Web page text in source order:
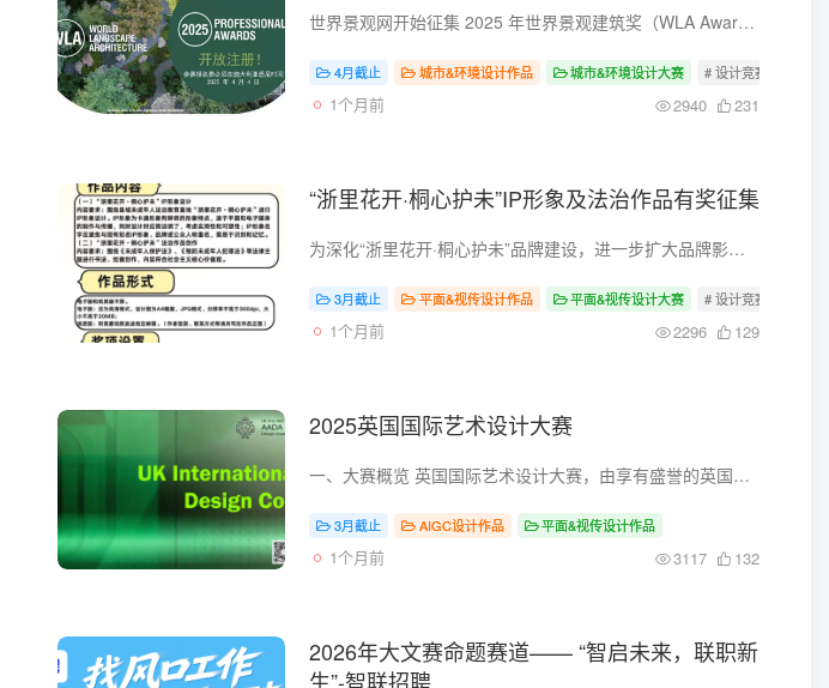
# 设计大赛 # 平面视传
世界景观网开始征集 2025 年世界景观建筑奖（WLA Awards）的设计作品，报名截止日期为2025年 4 月 4 日。今年，世界景观建筑奖的建成和概念类别将有所变化，同时我们也加入了文化景观基金会的文...
4月截止 城市&环境设计作品 城市&环境设计大赛 # 设计竞赛
1个月前 2940 231
# 设计大赛
“浙里花开·桐心护未”IP形象及法治作品有奖征集
为深化“浙里花开·桐心护未”品牌建设，进一步扩大品牌影响力，提升桐庐县检察院未成年人检察工作质效，现面向社会各界有奖征集桐庐县检察院 “浙里花开·桐心护未”IP形象及相关法治作品。 关...
3月截止 平面&视传设计作品 平面&视传设计大赛 # 设计竞赛
1个月前 2296 129
# 产品设计
2025英国国际艺术设计大赛
一、大赛概览 英国国际艺术设计大赛，由享有盛誉的英国艺术设计协会（UK ARTS AND DESIGN ASSOCIATION，简称UK-AADA）倾力打造，是一场面向全球的艺术盛宴。本大赛向全球的专业设计师、艺术院校...
3月截止 AIGC设计作品 平面&视传设计作品
1个月前 3117 132
2026年大文赛命题赛道—— “智启未来，联职新
生”-智联招聘